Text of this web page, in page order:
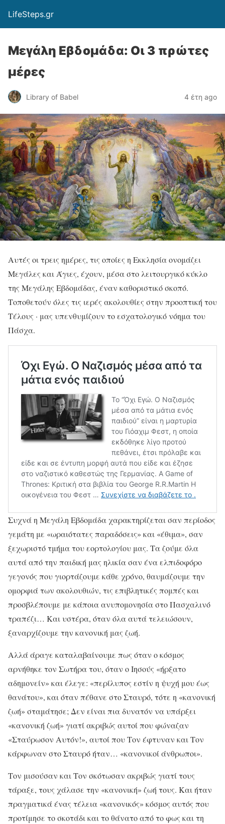
LifeSteps.gr
Μεγάλη Εβδομάδα: Οι 3 πρώτες
μέρες
Library of Babel 4 έτη ago
Αυτές οι τρεις ημέρες, τις οποίες η Εκκλησία ονομάζει
Μεγάλες και Άγιες, έχουν, μέσα στο λειτουργικό κύκλο
της Μεγάλης Εβδομάδας, έναν καθοριστικό σκοπό.
Τοποθετούν όλες τις ιερές ακολουθίες στην προοπτική του
Τέλους · μας υπενθυμίζουν το εσχατολογικό νόημα του
Πάσχα.
Συχνά η Μεγάλη Εβδομάδα χαρακτηρίζεται σαν περίοδος
γεμάτη με «ωραιότατες παραδόσεις» και «έθιμα», σαν
ξεχωριστό τμήμα του εορτολογίου μας. Τα ζούμε όλα
αυτά από την παιδική μας ηλικία σαν ένα ελπιδοφόρο
γεγονός που γιορτάζουμε κάθε χρόνο, θαυμάζουμε την
ομορφιά των ακολουθιών, τις επιβλητικές πομπές και
προσβλέπουμε με κάποια ανυπομονησία στο Πασχαλινό
τραπέζι… Και υστέρα, όταν όλα αυτά τελειώσουν,
ξαναρχίζουμε την κανονική μας ζωή.
Αλλά άραγε καταλαβαίνουμε πως όταν ο κόσμος
αρνήθηκε τον Σωτήρα του, όταν ο Ιησούς «ήρξατο
αδημονείν» και έλεγε: «περίλυπος εστίν η ψυχή μου έως
θανάτου», και όταν πέθανε στο Σταυρό, τότε η «κανονική
ζωή» σταμάτησε; Δεν είναι πια δυνατόν να υπάρξει
«κανονική ζωή» γιατί ακριβώς αυτοί που φώναζαν
«Σταύρωσον Αυτόν!», αυτοί που Τον έφτυναν και Τον
κάρφωναν στο Σταυρό ήταν… «κανονικοί άνθρωποι».
Τον μισούσαν και Τον σκότωσαν ακριβώς γιατί τους
τάραξε, τους χάλασε την «κανονική» ζωή τους. Και ήταν
πραγματικά ένας τέλεια «κανονικός» κόσμος αυτός που
προτίμησε το σκοτάδι και το θάνατο από το φως και τη